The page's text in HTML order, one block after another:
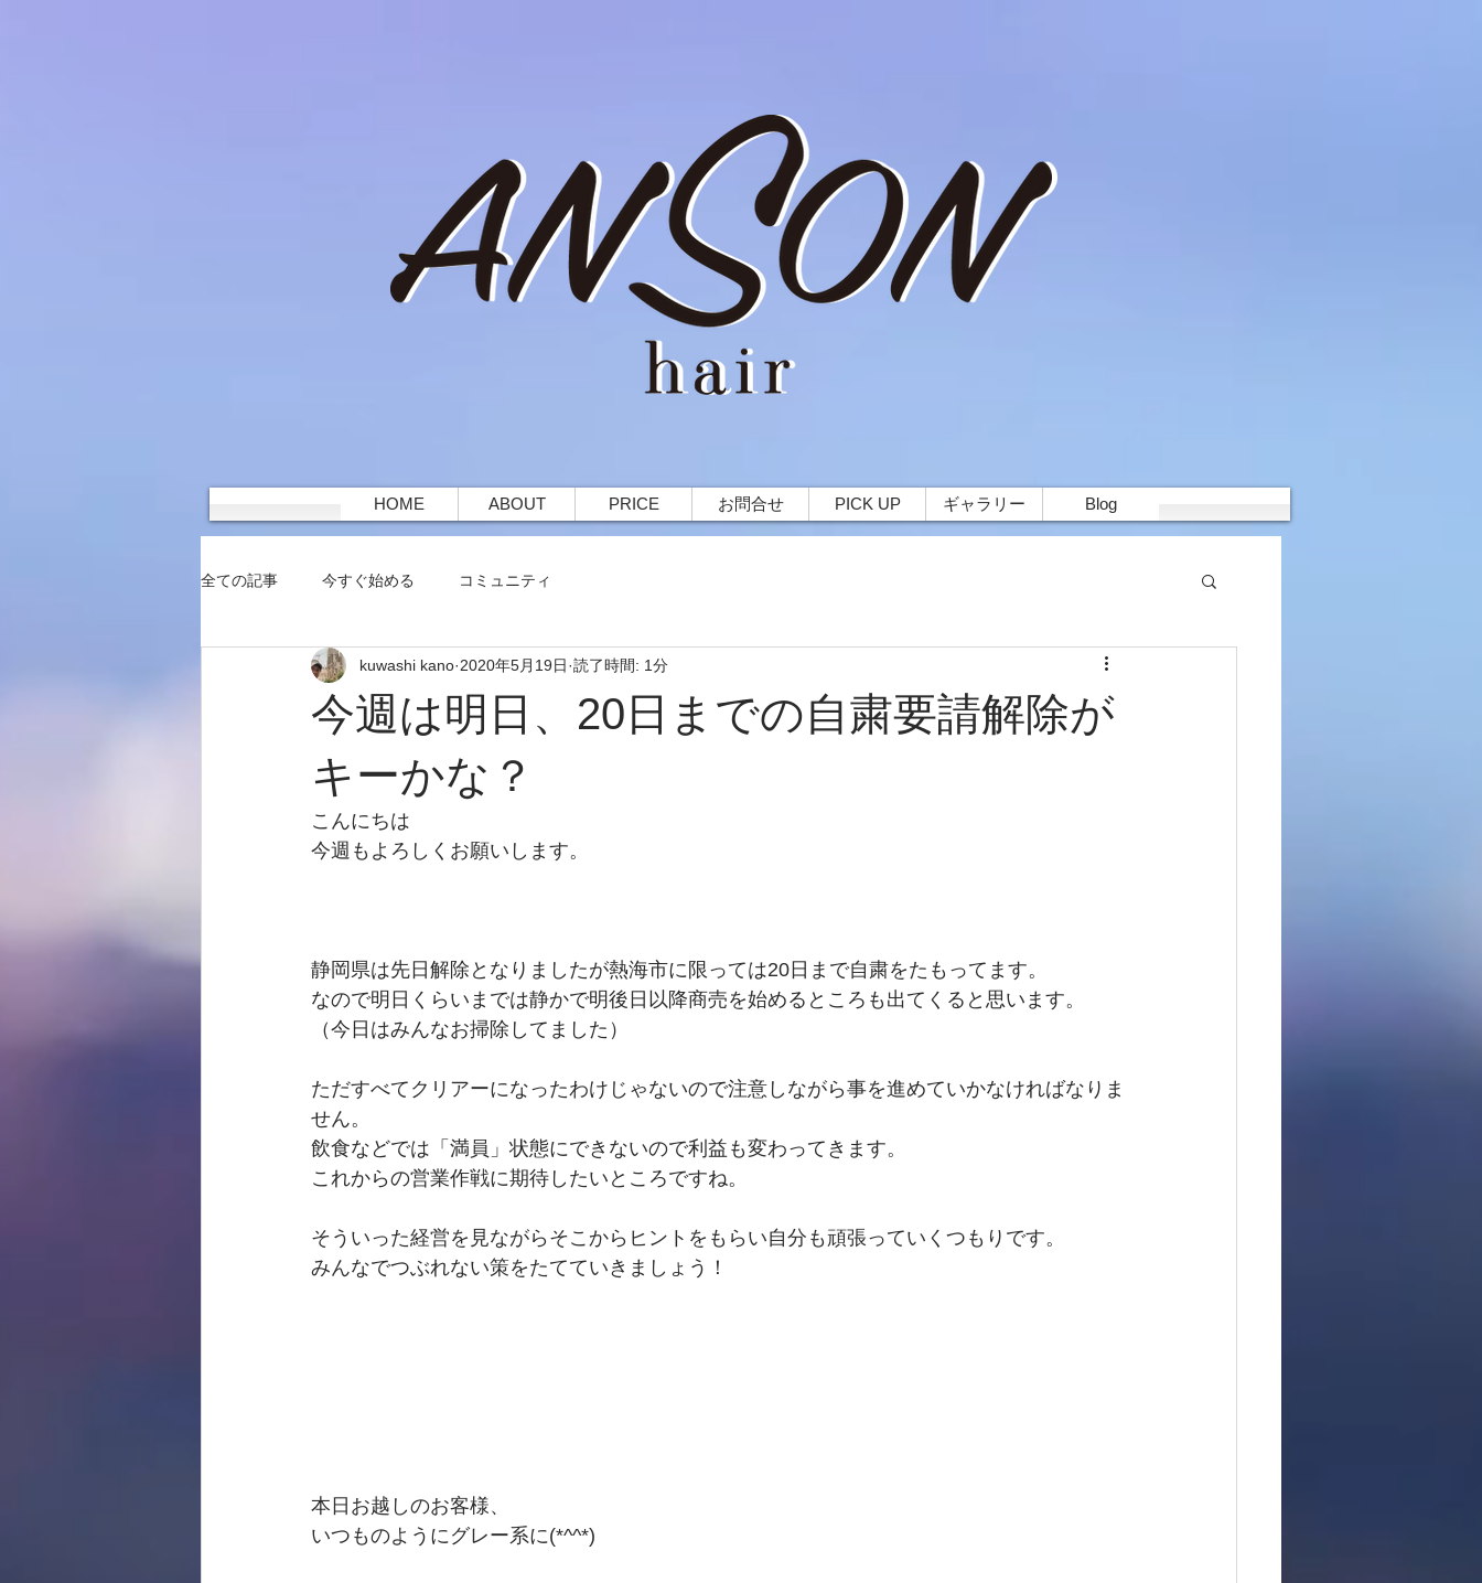
HOME ABOUT PRICE お問合せ PICK UP ギャラリー Blog
全ての記事 今すぐ始める コミュニティ
今週は明日、20日までの自粛要請解除が
キーかな？
kuwashi kano 2020年5月19日 読了時間: 1分
こんにちは
今週もよろしくお願いします。
静岡県は先日解除となりましたが熱海市に限っては20日まで自粛をたもってます。
なので明日くらいまでは静かで明後日以降商売を始めるところも出てくると思います。
（今日はみんなお掃除してました）
ただすべてクリアーになったわけじゃないので注意しながら事を進めていかなければなりま
せん。
飲食などでは「満員」状態にできないので利益も変わってきます。
これからの営業作戦に期待したいところですね。
そういった経営を見ながらそこからヒントをもらい自分も頑張っていくつもりです。
みんなでつぶれない策をたてていきましょう！
本日お越しのお客様、
いつものようにグレー系に(*^^*)